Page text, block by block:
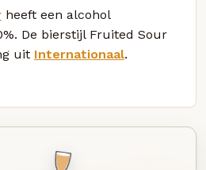
heeft een alcohol
De bierstijl Fruited Sour
uit Internationaal.